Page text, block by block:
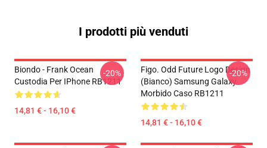
I prodotti più venduti
Biondo - Frank Ocean
Custodia Per IPhone RB1211
14,81 € - 16,10 €
-20%
Figo. Odd Future Logo Design
(bianco) Samsung Galaxy
Morbido Caso RB1211
14,81 € - 16,10 €
-20%